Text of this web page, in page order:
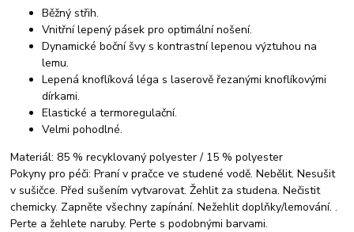
Běžný střih.
Vnitřní lepený pásek pro optimální nošení.
Dynamické boční švy s kontrastní lepenou výztuhou na
lemu.
Lepená knoflíková léga s laserově řezanými knoflíkovými
dírkami.
Elastické a termoregulační.
Velmi pohodlné.
Materiál: 85 % recyklovaný polyester / 15 % polyester
Pokyny pro péči: Praní v pračce ve studené vodě. Nebělit. Nesušit
v sušičce. Před sušením vytvarovat. Žehlit za studena. Nečistit
chemicky. Zapněte všechny zapínání. Nežehlit doplňky/lemování. .
Perte a žehlete naruby. Perte s podobnými barvami.